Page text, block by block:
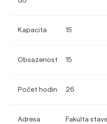
Kapacita 15
Obsazenost 15
Počet hodin 26
Adresa Fakulta